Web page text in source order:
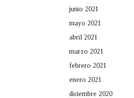
junio 2021
mayo 2021
abril 2021
marzo 2021
febrero 2021
enero 2021
diciembre 2020